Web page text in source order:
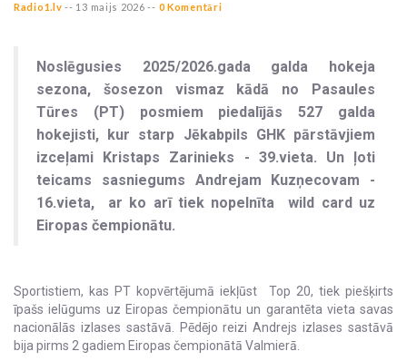
Radio1.lv -- 13 maijs 2026 -- 0 Komentāri
Noslēgusies 2025/2026.gada galda hokeja
sezona, šosezon vismaz kādā no Pasaules
Tūres (PT) posmiem piedalījās 527 galda
hokejisti, kur starp Jēkabpils GHK pārstāvjiem
izceļami Kristaps Zarinieks - 39.vieta. Un ļoti
teicams sasniegums Andrejam Kuzņecovam -
16.vieta, ar ko arī tiek nopelnīta wild card uz
Eiropas čempionātu.
Sportistiem, kas PT kopvērtējumā iekļūst Top 20, tiek piešķirts
īpašs ielūgums uz Eiropas čempionātu un garantēta vieta savas
nacionālās izlases sastāvā. Pēdējo reizi Andrejs izlases sastāvā
bija pirms 2 gadiem Eiropas čempionātā Valmierā.